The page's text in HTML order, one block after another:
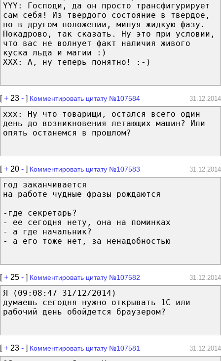
YYY: Господи, да он просто трансфигурирует
сам себя! Из твердого состояние в твердое,
но в другом положении, минуя жидкую фазу.
Покадрово, так сказать. Ну это при условии,
что вас не волнует факт наличия живого
куска льда и магии :)
XXX: А, ну теперь понятно! :-)
[+ 23 - ] Комментировать цитату №107584 31.12.2014
xxx: Ну что товарищи, остался всего один
день до возникновения летающих машин? Или
опять останемся в прошлом?
[+ 20 - ] Комментировать цитату №107583 31.12.2014
год заканчивается
на работе чудные фразы рождаются
-где секретарь?
- ее сегодня нету, она на поминках
- а где начальник?
- а его тоже нет, за ненадобностью
[+ 25 - ] Комментировать цитату №107582 31.12.2014
Я (09:08:47 31/12/2014)
думаешь сегодня нужно открывать 1С или
рабочий день обойдется браузером?
[+ 23 - ] Комментировать цитату №107581 31.12.2014